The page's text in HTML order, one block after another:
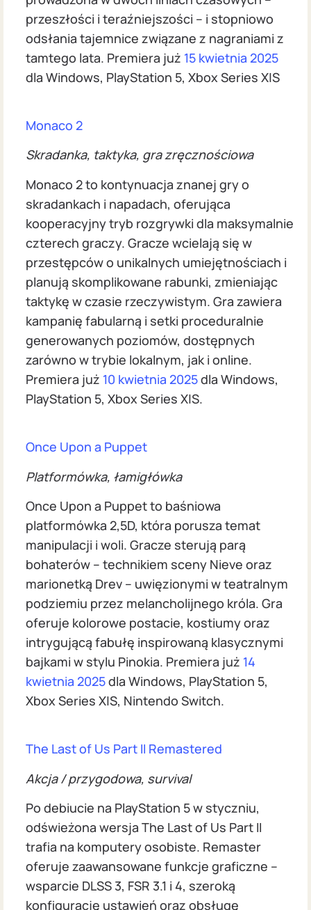
przeszłości i teraźniejszości – i stopniowo
odsłania tajemnice związane z nagraniami z
tamtego lata. Premiera już 15 kwietnia 2025
dla Windows, PlayStation 5, Xbox Series X|S
Monaco 2
Skradanka, taktyka, gra zręcznościowa
Monaco 2 to kontynuacja znanej gry o
skradankach i napadach, oferująca
kooperacyjny tryb rozgrywki dla maksymalnie
czterech graczy. Gracze wcielają się w
przestępców o unikalnych umiejętnościach i
planują skomplikowane rabunki, zmieniając
taktykę w czasie rzeczywistym. Gra zawiera
kampanię fabularną i setki proceduralnie
generowanych poziomów, dostępnych
zarówno w trybie lokalnym, jak i online.
Premiera już 10 kwietnia 2025dla Windows,
PlayStation 5, Xbox Series X|S.
Once Upon a Puppet
Platformówka, łamigłówka
Once Upon a Puppet to baśniowa
platformówka 2,5D, która porusza temat
manipulacji i woli. Gracze sterują parą
bohaterów – technikiem sceny Nieve oraz
marionetką Drev – uwięzionymi w teatralnym
podziemiu przez melancholijnego króla. Gra
oferuje kolorowe postacie, kostiumy oraz
intrygującą fabułę inspirowaną klasycznymi
bajkami w stylu Pinokia. Premiera już 14
kwietnia 2025dla Windows, PlayStation 5,
Xbox Series X|S, Nintendo Switch.
The Last of Us Part II Remastered
Akcja / przygodowa, survival
Po debiucie na PlayStation 5 w styczniu,
odświeżona wersja The Last of Us Part II
trafia na komputery osobiste. Remaster
oferuje zaawansowane funkcje graficzne –
wsparcie DLSS 3, FSR 3.1 i 4, szeroką
konfigurację ustawień oraz obsługę